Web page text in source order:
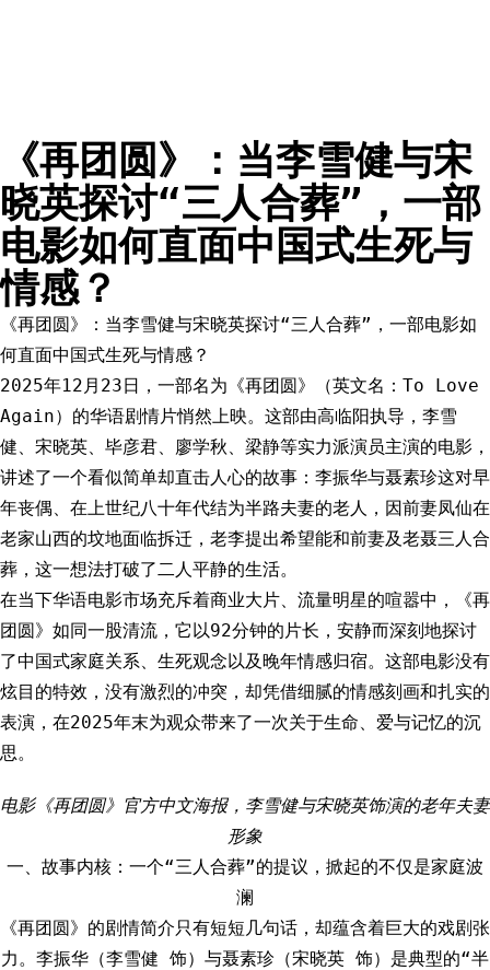
《再团圆》：当李雪健与宋
晓英探讨“三人合葬”，一部
电影如何直面中国式生死与
情感？
《再团圆》：当李雪健与宋晓英探讨“三人合葬”，一部电影如
何直面中国式生死与情感？
2025年12月23日，一部名为《再团圆》（英文名：To Love
Again）的华语剧情片悄然上映。这部由高临阳执导，李雪
健、宋晓英、毕彦君、廖学秋、梁静等实力派演员主演的电影，
讲述了一个看似简单却直击人心的故事：李振华与聂素珍这对早
年丧偶、在上世纪八十年代结为半路夫妻的老人，因前妻凤仙在
老家山西的坟地面临拆迁，老李提出希望能和前妻及老聂三人合
葬，这一想法打破了二人平静的生活。
在当下华语电影市场充斥着商业大片、流量明星的喧嚣中，《再
团圆》如同一股清流，它以92分钟的片长，安静而深刻地探讨
了中国式家庭关系、生死观念以及晚年情感归宿。这部电影没有
炫目的特效，没有激烈的冲突，却凭借细腻的情感刻画和扎实的
表演，在2025年末为观众带来了一次关于生命、爱与记忆的沉
思。
电影《再团圆》官方中文海报，李雪健与宋晓英饰演的老年夫妻
形象
一、故事内核：一个“三人合葬”的提议，掀起的不仅是家庭波
澜
《再团圆》的剧情简介只有短短几句话，却蕴含着巨大的戏剧张
力。李振华（李雪健 饰）与聂素珍（宋晓英 饰）是典型的“半